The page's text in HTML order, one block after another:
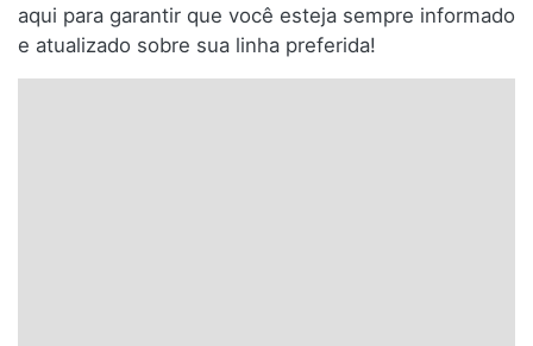
aqui para garantir que você esteja sempre informado
e atualizado sobre sua linha preferida!